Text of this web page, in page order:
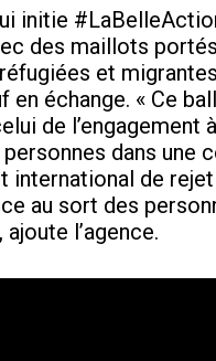
initie
des maillots
et
en échange. « Ce
de l’engagement
dans une
international de
au sort des
l’agence.